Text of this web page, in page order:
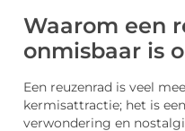
Waarom een
onmisbaar is
Een reuzenrad is veel
kermisattractie; het is
verwondering en